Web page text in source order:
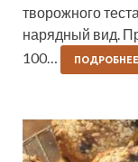
творожного
нарядный вид.
100…
ПОДРОБНЕЕ